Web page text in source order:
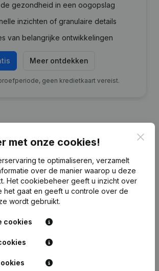
gezondheid in een oogopslag
inzichten of granulaire details
van belangrijke ontwikkelingen
Meer ontdekken
geen kredietkaart vereist.
van Amonta
2016 2014 2013
€61.977 €48.184
met onze cookies!
te optimaliseren, verzamelt
over de manier waarop u deze
Het cookiebeheer geeft u inzicht over
het gaat en geeft u controle over de
wordt gebruikt.
cookies